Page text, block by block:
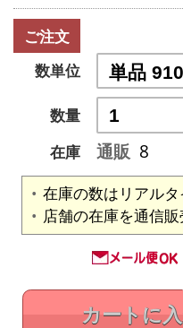
ご注文
数単位
数量
在庫
通販 8
在庫の数はリアルタ
店舗の在庫を通信販
カートに